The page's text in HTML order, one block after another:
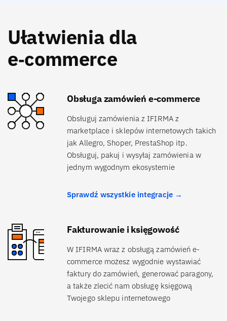
Ułatwienia dla
e‑commerce
Obsługa zamówień e-commerce
Obsługuj zamówienia z IFIRMA z
marketplace i sklepów internetowych takich
jak Allegro, Shoper, PrestaShop itp.
Obsługuj, pakuj i wysyłaj zamówienia w
jednym wygodnym ekosystemie
Sprawdź wszystkie integracje →
Fakturowanie i księgowość
W IFIRMA wraz z obsługą zamówień e-
commerce możesz wygodnie wystawiać
faktury do zamówień, generować paragony,
a także zlecić nam obsługę księgową
Twojego sklepu internetowego